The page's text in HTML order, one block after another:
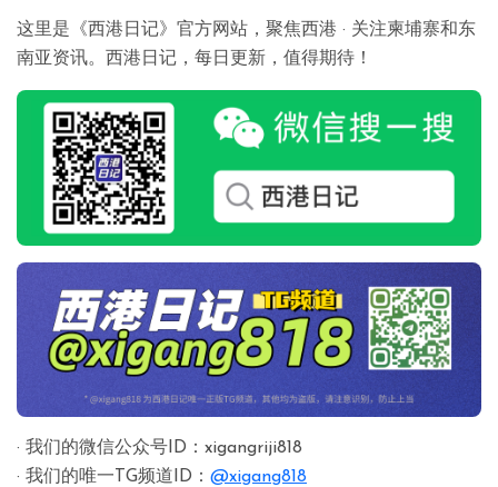
这里是《西港日记》官方网站，聚焦西港 · 关注柬埔寨和东
南亚资讯。西港日记，每日更新，值得期待！
· 我们的微信公众号ID：xigangriji818
· 我们的唯一TG频道ID： @xigang818